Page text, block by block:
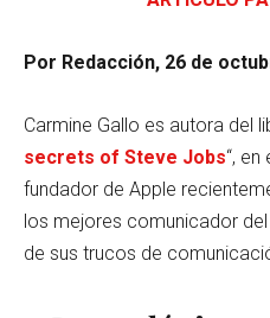
Por Redacción, 26 de
Carmine Gallo es autora del
secrets of Steve Jobs“,
fundador de Apple
los mejores comunicador
de sus trucos de